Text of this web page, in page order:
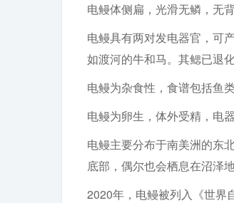
电鳗体侧扁，光滑无鳞，无
电鳗具有两对发电器官，可
如渡河的牛和马。其鳃已退
电鳗为杂食性，食谱包括鱼
电鳗为卵生，体外受精，电
电鳗主要分布于南美洲的东
底部，偶尔也会栖息在沼泽地
2020年，电鳗被列入《世界